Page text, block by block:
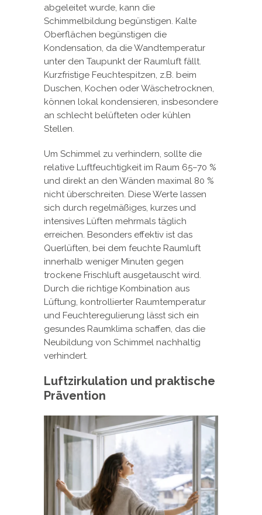
abgeleitet wurde, kann die
Schimmelbildung begünstigen. Kalte
Oberflächen begünstigen die
Kondensation, da die Wandtemperatur
unter den Taupunkt der Raumluft fällt.
Kurzfristige Feuchtespitzen, z.B. beim
Duschen, Kochen oder Wäschetrocknen,
können lokal kondensieren, insbesondere
an schlecht belüfteten oder kühlen
Stellen.
Um Schimmel zu verhindern, sollte die
relative Luftfeuchtigkeit im Raum 65–70 %
und direkt an den Wänden maximal 80 %
nicht überschreiten. Diese Werte lassen
sich durch regelmäßiges, kurzes und
intensives Lüften mehrmals täglich
erreichen. Besonders effektiv ist das
Querlüften, bei dem feuchte Raumluft
innerhalb weniger Minuten gegen
trockene Frischluft ausgetauscht wird.
Durch die richtige Kombination aus
Lüftung, kontrollierter Raumtemperatur
und Feuchteregulierung lässt sich ein
gesundes Raumklima schaffen, das die
Neubildung von Schimmel nachhaltig
verhindert.
Luftzirkulation und praktische
Prävention